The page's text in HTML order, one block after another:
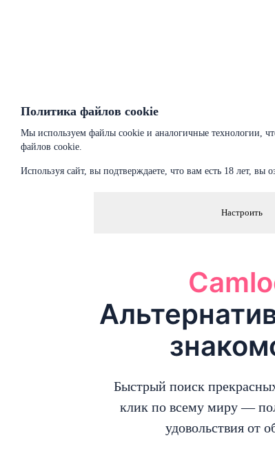
Политика файлов cookie
Мы используем файлы cookie и аналогичные технологии,
файлов cookie.
Используя сайт, вы подтверждаете, что вам есть 18 лет,
Настроить
Быстрый поиск
клик по всему миру —
удовольствия от